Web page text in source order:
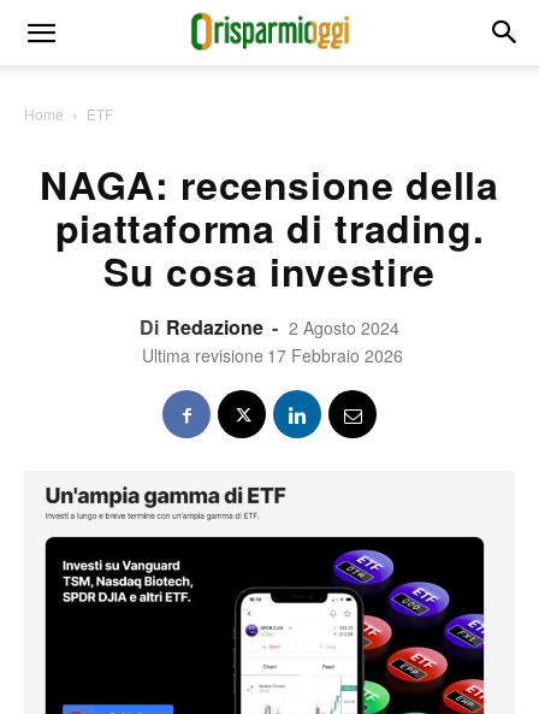
Home ETF
NAGA: recensione della
piattaforma di trading.
Su cosa investire
Di Redazione - 2 Agosto 2024
Ultima revisione 17 Febbraio 2026